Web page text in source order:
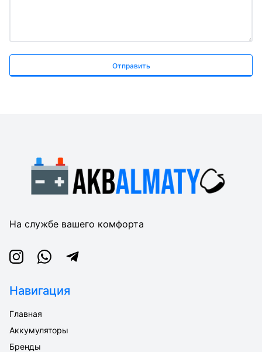
Отправить
На службе вашего комфорта
InstagramWhatsappTelegram
Навигация
Главная
Аккумуляторы
Бренды